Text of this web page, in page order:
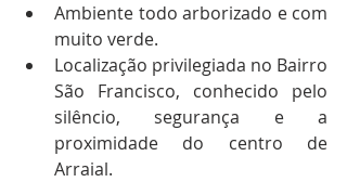
Ambiente todo arborizado e com
muito verde.
Localização privilegiada no Bairro
São Francisco, conhecido pelo
silêncio, segurança e a
proximidade do centro de
Arraial.